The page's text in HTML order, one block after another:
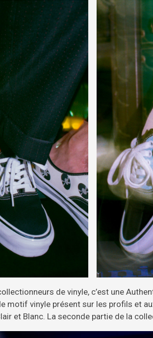
de vinyle, c’est une
motif vinyle présent sur les profils et
et Blanc. La seconde partie de la